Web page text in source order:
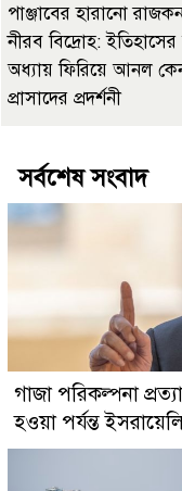
পাঞ্জাবের হারানো
নীরব বিদ্রোহ: ইতিহাসের
অধ্যায় ফিরিয়ে আনল
প্রাসাদের প্রদর্শনী
সর্বশেষ সংবাদ
গাজা পরিকল্পনা
হওয়া পর্যন্ত